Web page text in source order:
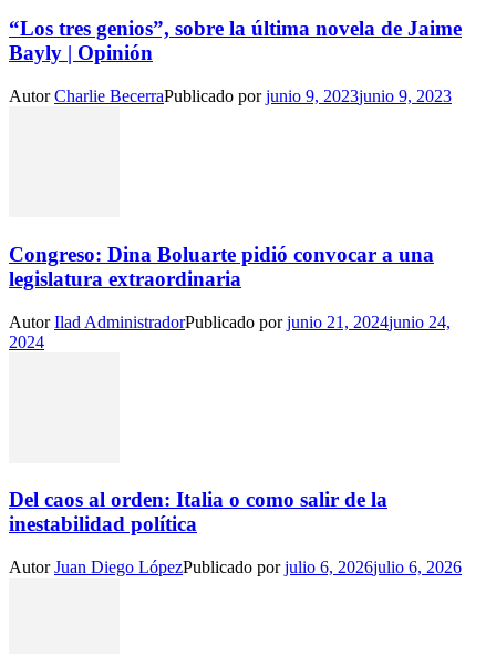
“Los tres genios”, sobre la última novela de Jaime
Bayly | Opinión
AutorCharlie BecerraPublicado porjunio 9, 2023junio 9, 2023
Congreso: Dina Boluarte pidió convocar a una
legislatura extraordinaria
AutorIlad AdministradorPublicado porjunio 21, 2024junio 24,
2024
Del caos al orden: Italia o como salir de la
inestabilidad política
AutorJuan Diego LópezPublicado porjulio 6, 2026julio 6, 2026